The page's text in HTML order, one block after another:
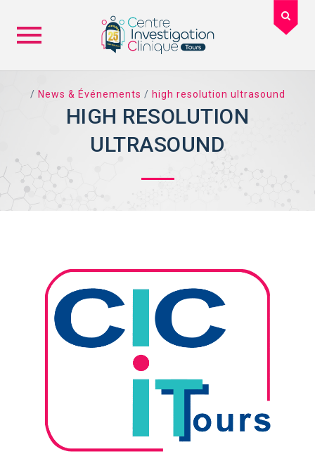
/ News & Événements / high resolution ultrasound
TAG ARCHIVES:
HIGH RESOLUTION
ULTRASOUND